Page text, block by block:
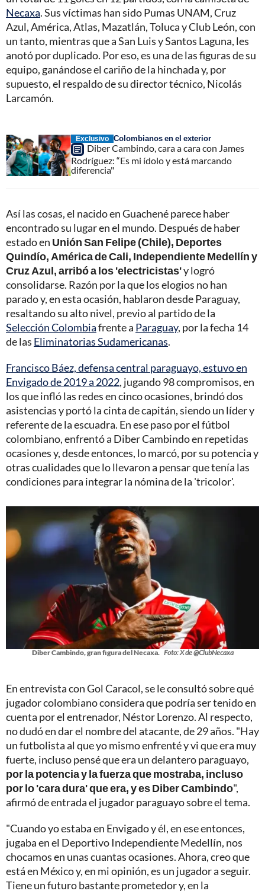
Necaxa. Sus víctimas han sido Pumas UNAM, Cruz
Azul, América, Atlas, Mazatlán, Toluca y Club León, con
un tanto, mientras que a San Luis y Santos Laguna, les
anotó por duplicado. Por eso, es una de las figuras de su
equipo, ganándose el cariño de la hinchada y, por
supuesto, el respaldo de su director técnico, Nicolás
Larcamón.
Exclusivo Colombianos en el exterior
Diber Cambindo, cara a cara con James
Rodríguez: “Es mi ídolo y está marcando
diferencia"
Así las cosas, el nacido en Guachené parece haber
encontrado su lugar en el mundo. Después de haber
estado en Unión San Felipe (Chile), Deportes
Quindío, América de Cali, Independiente Medellín y
Cruz Azul, arribó a los 'electricistas'y logró
consolidarse. Razón por la que los elogios no han
parado y, en esta ocasión, hablaron desde Paraguay,
resaltando su alto nivel, previo al partido de la
Selección Colombiafrente a Paraguay, por la fecha 14
de las Eliminatorias Sudamericanas.
Francisco Báez, defensa central paraguayo, estuvo en
Envigado de 2019 a 2022, jugando 98 compromisos, en
los que infló las redes en cinco ocasiones, brindó dos
asistencias y portó la cinta de capitán, siendo un líder y
referente de la escuadra. En ese paso por el fútbol
colombiano, enfrentó a Diber Cambindo en repetidas
ocasiones y, desde entonces, lo marcó, por su potencia y
otras cualidades que lo llevaron a pensar que tenía las
condiciones para integrar la nómina de la 'tricolor'.
Diber Cambindo, gran figura del Necaxa. Foto: X de @ClubNecaxa
En entrevista con Gol Caracol, se le consultó sobre qué
jugador colombiano considera que podría ser tenido en
cuenta por el entrenador, Néstor Lorenzo. Al respecto,
no dudó en dar el nombre del atacante, de 29 años. "Hay
un futbolista al que yo mismo enfrenté y vi que era muy
fuerte, incluso pensé que era un delantero paraguayo,
por la potencia y la fuerza que mostraba, incluso
por lo 'cara dura' que era, y es Diber Cambindo",
afirmó de entrada el jugador paraguayo sobre el tema.
"Cuando yo estaba en Envigado y él, en ese entonces,
jugaba en el Deportivo Independiente Medellín, nos
chocamos en unas cuantas ocasiones. Ahora, creo que
está en México y, en mi opinión, es un jugador a seguir.
Tiene un futuro bastante prometedor y, en la